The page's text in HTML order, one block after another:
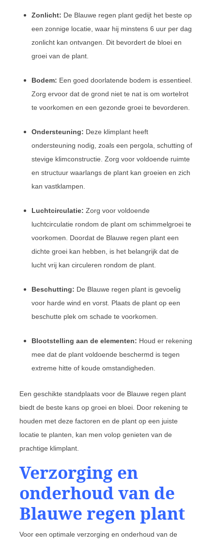
Zonlicht: De Blauwe regen plant gedijt het beste op
een zonnige locatie, waar hij minstens 6 uur per dag
zonlicht kan ontvangen. Dit bevordert de bloei en
groei van de plant.
Bodem: Een goed doorlatende bodem is essentieel.
Zorg ervoor dat de grond niet te nat is om wortelrot
te voorkomen en een gezonde groei te bevorderen.
Ondersteuning: Deze klimplant heeft
ondersteuning nodig, zoals een pergola, schutting of
stevige klimconstructie. Zorg voor voldoende ruimte
en structuur waarlangs de plant kan groeien en zich
kan vastklampen.
Luchtcirculatie: Zorg voor voldoende
luchtcirculatie rondom de plant om schimmelgroei te
voorkomen. Doordat de Blauwe regen plant een
dichte groei kan hebben, is het belangrijk dat de
lucht vrij kan circuleren rondom de plant.
Beschutting: De Blauwe regen plant is gevoelig
voor harde wind en vorst. Plaats de plant op een
beschutte plek om schade te voorkomen.
Blootstelling aan de elementen: Houd er rekening
mee dat de plant voldoende beschermd is tegen
extreme hitte of koude omstandigheden.
Een geschikte standplaats voor de Blauwe regen plant
biedt de beste kans op groei en bloei. Door rekening te
houden met deze factoren en de plant op een juiste
locatie te planten, kan men volop genieten van de
prachtige klimplant.
Verzorging en
onderhoud van de
Blauwe regen plant
Voor een optimale verzorging en onderhoud van de